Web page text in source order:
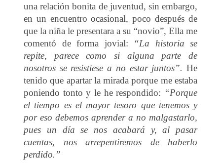
una relación bonita de juventud, sin embargo,
en un encuentro ocasional, poco después de
que la niña le presentara a su “novio”, Ella me
comentó de forma jovial: “La historia se
repite, parece como si alguna parte de
nosotros se resistiese a no estar juntos”. He
tenido que apartar la mirada porque me estaba
poniendo tonto y le he respondido: “Porque
el tiempo es el mayor tesoro que tenemos y
por eso debemos aprender a no malgastarlo,
pues un día se nos acabará y, al pasar
cuentas, nos arrepentiremos de haberlo
perdido.”